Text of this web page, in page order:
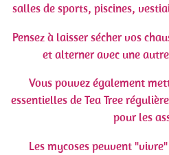
salles de sports, piscines,
Pensez à laisser sécher vos
et alterner avec une
Vous pouvez également
essentielles de Tea Tree
pour les
Les mycoses peuvent